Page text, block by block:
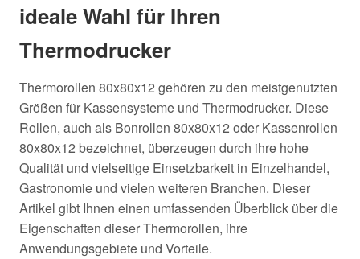
ideale Wahl für Ihren
Thermodrucker
Thermorollen 80x80x12 gehören zu den meistgenutzten
Größen für Kassensysteme und Thermodrucker. Diese
Rollen, auch als Bonrollen 80x80x12 oder Kassenrollen
80x80x12 bezeichnet, überzeugen durch ihre hohe
Qualität und vielseitige Einsetzbarkeit in Einzelhandel,
Gastronomie und vielen weiteren Branchen. Dieser
Artikel gibt Ihnen einen umfassenden Überblick über die
Eigenschaften dieser Thermorollen, ihre
Anwendungsgebiete und Vorteile.